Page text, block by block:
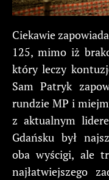
Ciekawie
125, mimo iż
który leczy
Sam Patryk
rundzie MP i
z aktualnym
Gdańsku był
oba wyścigi, ale
najłatwiejszego